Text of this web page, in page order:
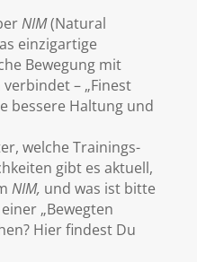
NIM(Natural
einzigartige
Bewegung mit
– „Finest
bessere Haltung und
welche Trainings-
gibt es aktuell,
NIM, und was ist bitte
„Bewegten
Hier findest Du